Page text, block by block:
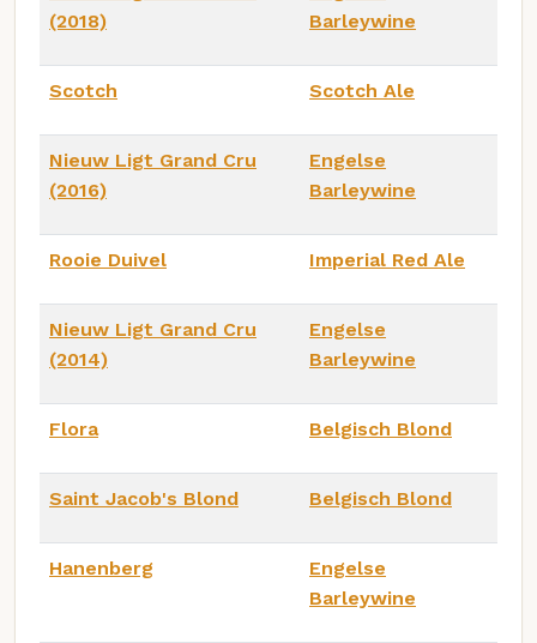
(2018)
Barleywine
Scotch Scotch Ale
Nieuw Ligt Grand Cru
(2016)
Engelse
Barleywine
Rooie Duivel Imperial Red Ale
Nieuw Ligt Grand Cru
(2014)
Engelse
Barleywine
Flora Belgisch Blond
Saint Jacob's Blond Belgisch Blond
Hanenberg
Engelse
Barleywine